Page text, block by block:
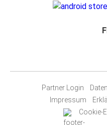
Partner Login
Impressum
Cookie-